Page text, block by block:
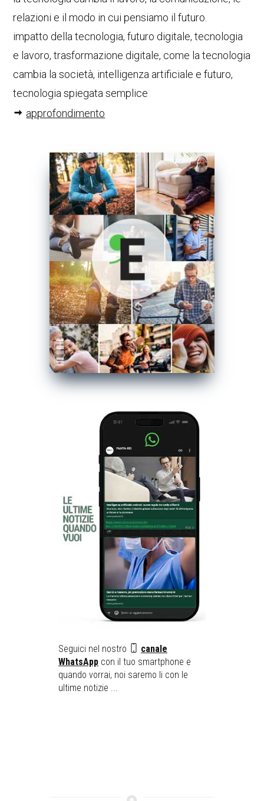
relazioni e il modo in cui pensiamo il futuro.
impatto della tecnologia, futuro digitale, tecnologia
e lavoro, trasformazione digitale, come la tecnologia
cambia la società, intelligenza artificiale e futuro,
tecnologia spiegata semplice
approfondimento
Seguici nel nostro
canale
WhatsApp con il tuo smartphone e
quando vorrai, noi saremo li con le
ultime notizie ...